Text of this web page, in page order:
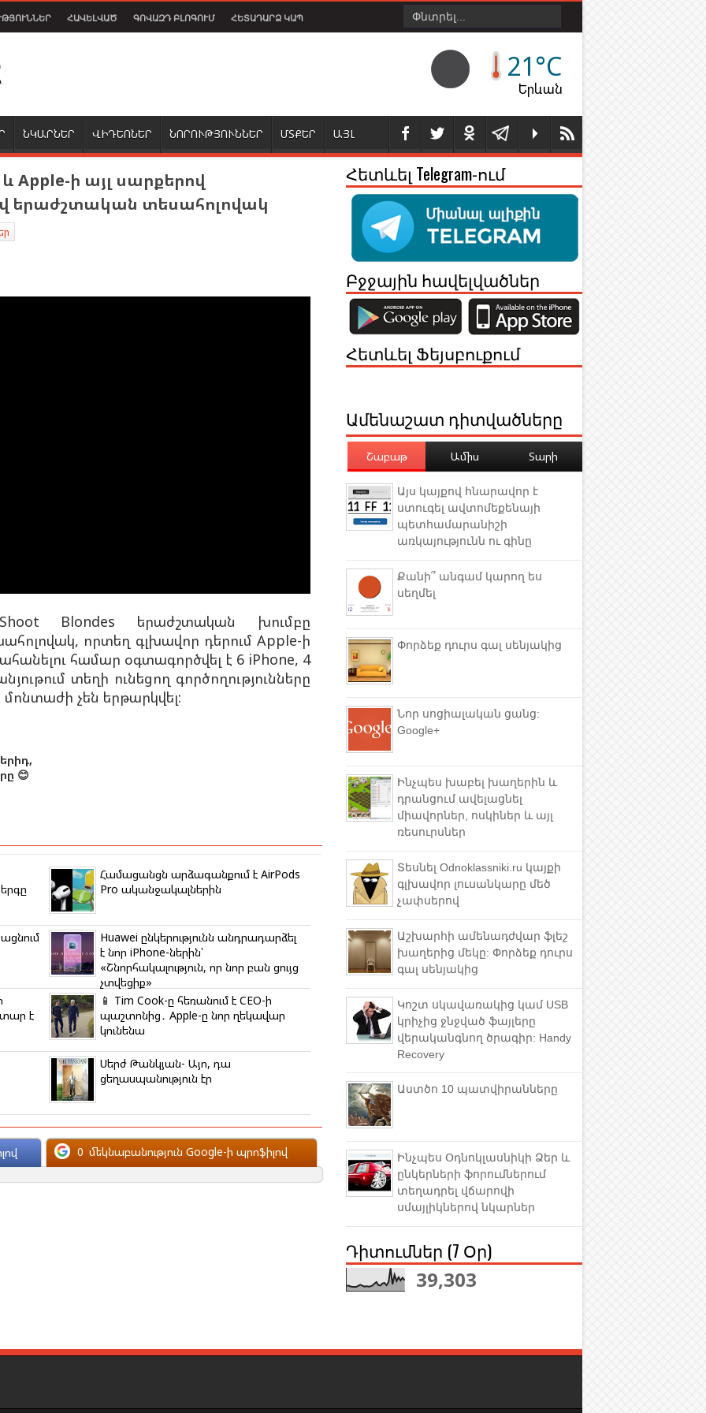
ՀԱՎԵԼՎԱԾ ԳՈՎԱԶԴ ԲԼՈԳՈՒՄ ՀԵՏԱԴԱՐՁ ԿԱՊ
21°C
Երևան
ՆԿԱՐՆԵՐ ՎԻԴԵՈՆԵՐ ՆՈՐՈՒԹՅՈՒՆՆԵՐ ՄՏՔԵՐ ԱՅԼ
Apple-ի այլ սարքերով
երաժշտական տեսահոլովակ
Blondes երաժշտական խումբը
որտեղ գլխավոր դերում Apple-ի
համար օգտագործվել է 6 iPhone, 4
տեղի ունեցող գործողությունները
չեն երթարկվել:
😊
Համացանցն արձագանքում է AirPods
Pro ականջակալներին
Huawei ընկերությունն անդրադարձել
է նոր iPhone-ներին՝
«Շնորհակալություն, որ նոր բան ցույց
չտվեցիք»
է
📱 Tim Cook-ը հեռանում է CEO-ի
պաշտոնից․ Apple-ը նոր ղեկավար
կունենա
Սերժ Թանկյան- Այո, դա
ցեղասպանություն էր
0 մեկնաբանություն Google-ի պրոֆիլով
Հետևել Telegram-ում
Բջջային հավելվածներ
Հետևել Ֆեյսբուքում
Ամենաշատ դիտվածները
Շաբաթ Ամիս Տարի
Այս կայքով հնարավոր է
ստուգել ավտոմեքենայի
պետհամարանիշի
առկայությունն ու գինը
Քանի՞ անգամ կարող ես
սեղմել
Փորձեք դուրս գալ սենյակից
Նոր սոցիալական ցանց:
Google+
Ինչպես խաբել խաղերին և
դրանցում ավելացնել
միավորներ, ոսկիներ և այլ
ռեսուրսներ
Տեսնել Odnoklassniki.ru կայքի
գլխավոր լուսանկարը մեծ
չափսերով
Աշխարհի ամենադժվար ֆլեշ
խաղերից մեկը: Փորձեք դուրս
գալ սենյակից
Կոշտ սկավառակից կամ USB
կրիչից ջնջված ֆայլերը
վերականգնող ծրագիր: Handy
Recovery
Աստծո 10 պատվիրանները
Ինչպես Օդնոկլասնիկի Ձեր և
ընկերների ֆորումներում
տեղադրել վճարովի
սմայլիկներով նկարներ
Դիտումներ (7 Օր)
39,303